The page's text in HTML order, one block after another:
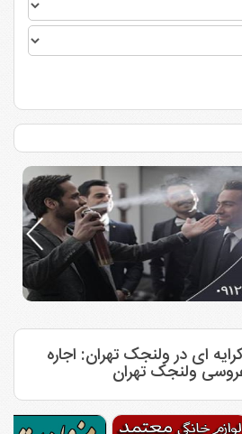
ای در ولنجک تهران: اجاره
ولنجک تهران